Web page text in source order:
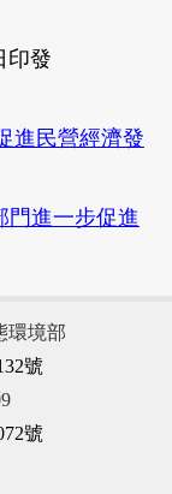
發
進民營經濟發
門進一步促進
環境部
號
號